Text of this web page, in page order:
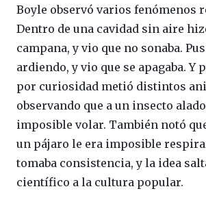
Boyle observó varios fenómenos
Dentro de una cavidad sin aire
campana, y vio que no sonaba.
ardiendo, y vio que se apagaba. Y
por curiosidad metió distintos
observando que a un insecto
imposible volar. También notó
un pájaro le era imposible
tomaba consistencia, y la idea
científico a la cultura popular.